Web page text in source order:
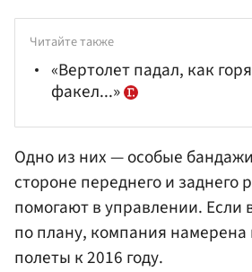
Читайте также
«Вертолет падал, как
факел...»
Одно из них — особые
стороне переднего и заднего
помогают в управлении. Если
по плану, компания намерена
полеты к 2016 году.